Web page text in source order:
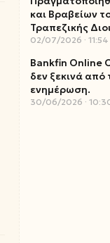
και Βραβείων
Τραπεζικής
02/07/2026 11:54
Bankfin Online
δεν ξεκινά
ενημέρωση.
30/06/2026